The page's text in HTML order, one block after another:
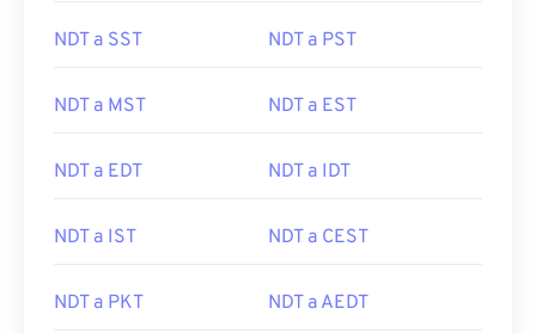
NDT a SST NDT a PST
NDT a MST NDT a EST
NDT a EDT NDT a IDT
NDT a IST NDT a CEST
NDT a PKT NDT a AEDT